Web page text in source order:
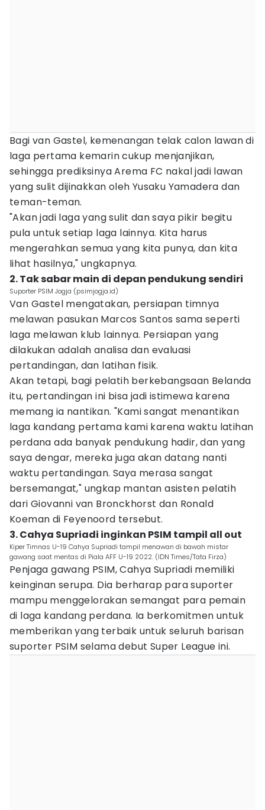
Bagi van Gastel, kemenangan telak calon lawan di
laga pertama kemarin cukup menjanjikan,
sehingga prediksinya Arema FC nakal jadi lawan
yang sulit dijinakkan oleh Yusaku Yamadera dan
teman-teman.
"Akan jadi laga yang sulit dan saya pikir begitu
pula untuk setiap laga lainnya. Kita harus
mengerahkan semua yang kita punya, dan kita
lihat hasilnya," ungkapnya.
2. Tak sabar main di depan pendukung sendiri
Suporter PSIM Jogja (psimjogja.id)
Van Gastel mengatakan, persiapan timnya
melawan pasukan Marcos Santos sama seperti
laga melawan klub lainnya. Persiapan yang
dilakukan adalah analisa dan evaluasi
pertandingan, dan latihan fisik.
Akan tetapi, bagi pelatih berkebangsaan Belanda
itu, pertandingan ini bisa jadi istimewa karena
memang ia nantikan. "Kami sangat menantikan
laga kandang pertama kami karena waktu latihan
perdana ada banyak pendukung hadir, dan yang
saya dengar, mereka juga akan datang nanti
waktu pertandingan. Saya merasa sangat
bersemangat," ungkap mantan asisten pelatih
dari Giovanni van Bronckhorst dan Ronald
Koeman di Feyenoord tersebut.
3. Cahya Supriadi inginkan PSIM tampil all out
Kiper Timnas U-19 Cahya Supriadi tampil menawan di bawah mistar
gawang saat mentas di Piala AFF U-19 2022. (IDN Times/Tata Firza)
Penjaga gawang PSIM, Cahya Supriadi memiliki
keinginan serupa. Dia berharap para suporter
mampu menggelorakan semangat para pemain
di laga kandang perdana. Ia berkomitmen untuk
memberikan yang terbaik untuk seluruh barisan
suporter PSIM selama debut Super League ini.